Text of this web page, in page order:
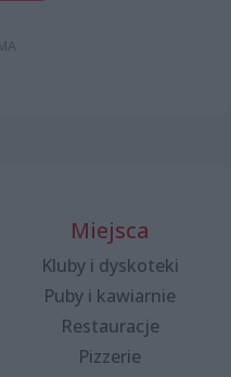
Miejsca
Kluby i dyskoteki
Puby i kawiarnie
Restauracje
Pizzerie